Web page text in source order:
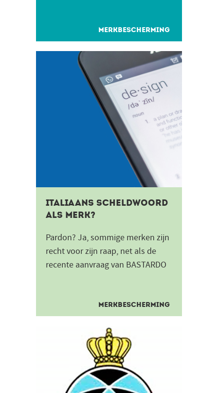
MERKBESCHERMING
Italiaans scheldwoord
als merk?
Pardon? Ja, sommige merken zijn
recht voor zijn raap, net als de
recente aanvraag van BASTARDO
MERKBESCHERMING